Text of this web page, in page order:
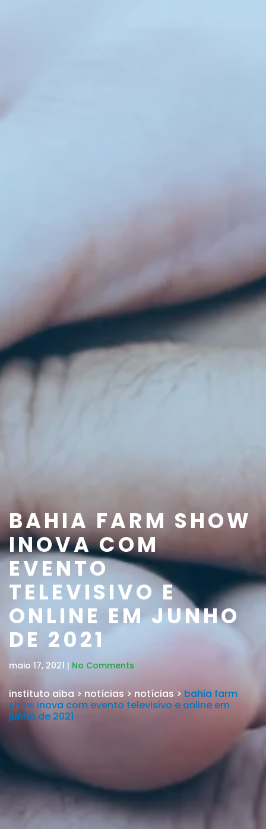
BAHIA FARM SHOW
INOVA COM
EVENTO
TELEVISIVO E
ONLINE EM JUNHO
DE 2021
maio 17, 2021 | No Comments
instituto aiba > notícias > notícias > bahia farm
show inova com evento televisivo e online em
junho de 2021